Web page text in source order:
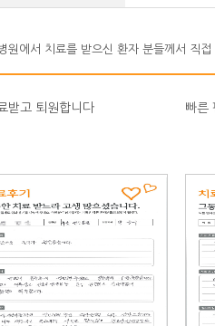
원에서 치료를 받으신 환자 분들께서 직접
받고 퇴원합니다 빠른